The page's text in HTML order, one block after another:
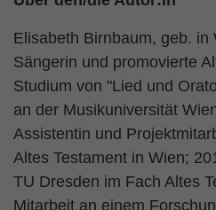
Elisabeth Birnbaum, geb. in
Sängerin und promovierte
Studium von "Lied und
an der Musikuniversität
Assistentin und
Altes Testament in Wien;
TU Dresden im Fach Altes
Mitarbeit an einem